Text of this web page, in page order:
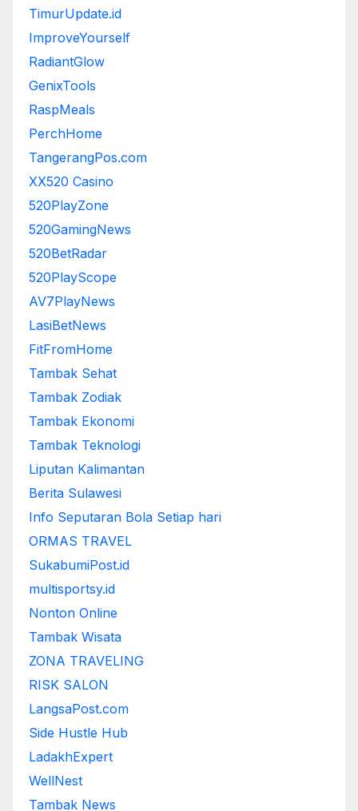
TimurUpdate.id
ImproveYourself
RadiantGlow
GenixTools
RaspMeals
PerchHome
TangerangPos.com
XX520 Casino
520PlayZone
520GamingNews
520BetRadar
520PlayScope
AV7PlayNews
LasiBetNews
FitFromHome
Tambak Sehat
Tambak Zodiak
Tambak Ekonomi
Tambak Teknologi
Liputan Kalimantan
Berita Sulawesi
Info Seputaran Bola Setiap hari
ORMAS TRAVEL
SukabumiPost.id
multisportsy.id
Nonton Online
Tambak Wisata
ZONA TRAVELING
RISK SALON
LangsaPost.com
Side Hustle Hub
LadakhExpert
WellNest
Tambak News